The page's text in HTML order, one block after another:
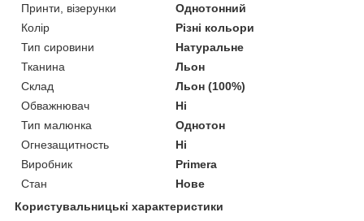
Принти, візерунки
Однотонний
Колір
Різні кольори
Тип сировини
Натуральне
Тканина
Льон
Склад
Льон (100%)
Обважнювач
Ні
Тип малюнка
Однотон
Огнезащитность
Ні
Виробник
Primera
Стан
Нове
Користувальницькі характеристики